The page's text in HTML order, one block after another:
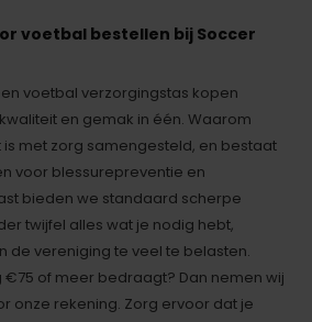
voetbal bestellen bij Soccer
voetbal verzorgingstas kopen
en gemak in één. Waarom
is met zorg samengesteld, en bestaat
voor blessurepreventie en
bieden we standaard scherpe
twijfel alles wat je nodig hebt,
de vereniging te veel te belasten.
of meer bedraagt? Dan nemen wij
onze rekening. Zorg ervoor dat je